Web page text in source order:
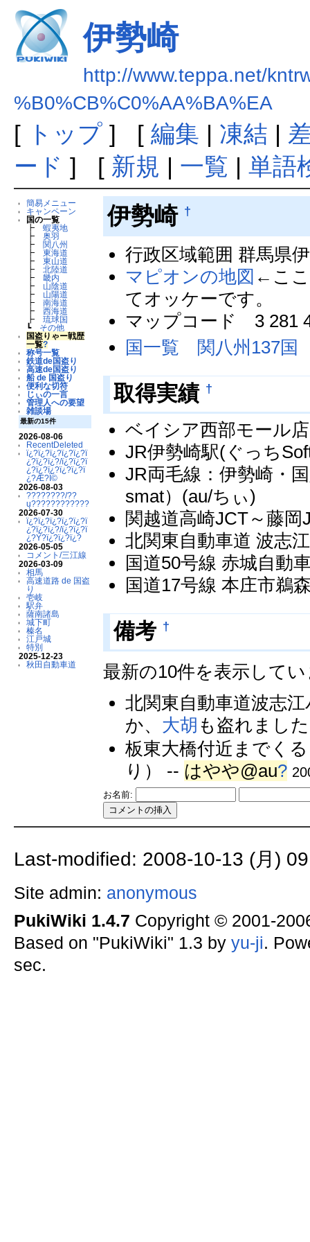
伊勢崎
http://www.teppa.net/
%B0%CB%C0%AA%BA%EA
[ トップ] [ 編集 | 凍結 |
ード ] [ 新規 | 一覧 | 単語
簡易メニュー
キャンペーン
国の一覧
┣蝦夷地
┣奥羽
┣ 関八州
┣東海道
┣東山道
┣北陸道
┣畿内
┣ 山陰道
┣ 山陽道
┣南海道
┣西海道
┣琉球国
┗ その他
国盗りゃー戦歴
一覧?
称号一覧
鉄道de国盗り
高速de国盗り
船 de 国盗り
便利な切符
じぃの一言
管理人への要望
雑談場
最新の15件
2026-08-06
RecentDeleted
ï¿?ï¿?ï¿?ï¿?ï¿?ï
¿?ï¿?ï¿?/ï¿?ï¿?ï
¿?ï¿?ï¿?ï¿?ï¿?ï
¿?Æ?Ï©
2026-08-03
????????/??
ų????????????
2026-07-30
ï¿?ï¿?ï¿?ï¿?ï¿?ï
¿?ï¿?ï¿?/ï¿?ï¿?ï
¿?Ý?ï¿?ï¿?ï¿?
2026-05-05
コメント/三江線
2026-03-09
相馬
高速道路 de 国盗
り
壱岐
駅弁
薩南諸島
城下町
榛名
江戸城
特別
2025-12-23
秋田自動車道
伊勢崎 †
行政区域範囲 群馬県
マピオンの地図 ←こ
てオッケーです。
マップコード 3 281
国一覧 関八州137国
取得実績 †
ベイシア西部モール
JR伊勢崎駅(ぐっち
JR両毛線：伊勢崎・
smat）(au/ちぃ)
関越道高崎JCT～藤
北関東自動車道 波志
国道50号線 赤城自動
国道17号線 本庄市鵜
備考 †
最新の10件を表示して
北関東自動車道波志
か、 大胡 も盗れまし
板東大橋付近までく
り） -- はやや@au?
お名前:
Last-modified: 2008-10-13 (月)
Site admin: anonymous
PukiWiki 1.4.7 Copyright © 2001-
Based on "PukiWiki" 1.3 by yu-ji.
sec.